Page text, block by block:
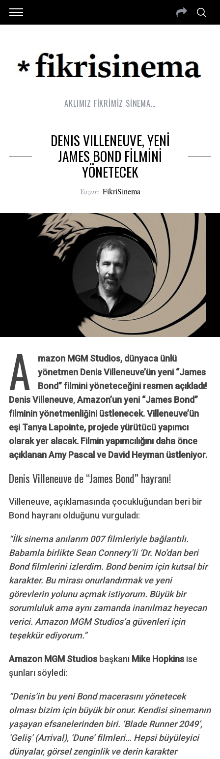
AKLIMIZ FİKRİMİZ SİNEMA…
DENIS VILLENEUVE, YENİ
JAMES BOND FİLMİNİ
YÖNETECEK
Yazar: FikriSinema
A
mazon MGM Studios, dünyaca ünlü
yönetmen Denis Villeneuve’ün yeni “James
Bond” filmini yöneteceğini resmen açıkladı!
Denis Villeneuve,Amazon’un yeni “James Bond”
filminin yönetmenliğini üstlenecek. Villeneuve’ün
eşi Tanya Lapointe, projede yürütücü yapımcı
olarak yer alacak. Filmin yapımcılığını daha önce
açıklanan Amy Pascal ve David Heyman üstleniyor.
Denis Villeneuve de “James Bond” hayranı!
Villeneuve, açıklamasında çocukluğundan beri bir
Bond hayranı olduğunu vurguladı:
“İlk sinema anılarım 007 filmleriyle bağlantılı.
Babamla birlikte Sean Connery’li ‘Dr. No’dan beri
Bond filmlerini izlerdim. Bond benim için kutsal bir
karakter. Bu mirası onurlandırmak ve yeni
görevlerin yolunu açmak istiyorum. Büyük bir
sorumluluk ama aynı zamanda inanılmaz heyecan
verici. Amazon MGM Studios’a güvenleri için
teşekkür ediyorum.”
Amazon MGM Studiosbaşkanı Mike Hopkinsise
şunları söyledi:
“Denis’in bu yeni Bond macerasını yönetecek
olması bizim için büyük bir onur. Kendisi sinemanın
yaşayan efsanelerinden biri. ‘Blade Runner 2049’,
‘Geliş’ (Arrival), ‘Dune’ filmleri… Hepsi büyüleyici
dünyalar, görsel zenginlik ve derin karakter